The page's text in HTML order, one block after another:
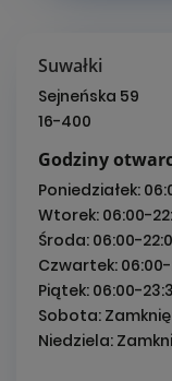
Suwałki
Sejneńska 59
16-400
Godziny
Poniedziałek:
Wtorek: 06:00-
Środa: 06:00-
Czwartek:
Piątek: 06:00-
Sobota:
Niedziela: